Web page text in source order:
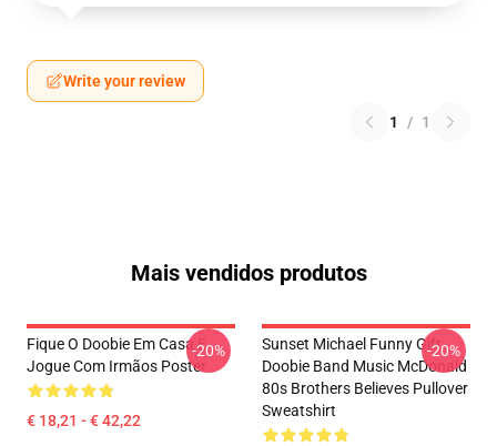
Write your review
1 / 1
Mais vendidos produtos
Fique O Doobie Em Casa E
Jogue Com Irmãos Poster
€ 18,21 - € 42,22
-20%
Sunset Michael Funny Gift
Doobie Band Music McDonald
80s Brothers Believes Pullover
Sweatshirt
-20%